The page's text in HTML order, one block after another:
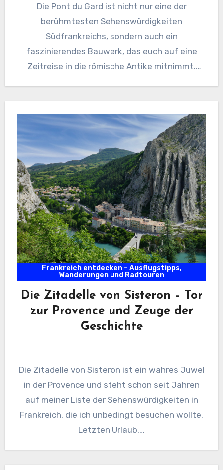
Die Pont du Gard ist nicht nur eine der
berühmtesten Sehenswürdigkeiten
Südfrankreichs, sondern auch ein
faszinierendes Bauwerk, das euch auf eine
Zeitreise in die römische Antike mitnimmt.
Frankreich entdecken – Ausflugstipps,
Wanderungen und Radtouren
Die Zitadelle von Sisteron – Tor
zur Provence und Zeuge der
Geschichte
Die Zitadelle von Sisteron ist ein wahres Juwel
in der Provence und steht schon seit Jahren
auf meiner Liste der Sehenswürdigkeiten in
Frankreich, die ich unbedingt besuchen wollte.
Letzten Urlaub,…